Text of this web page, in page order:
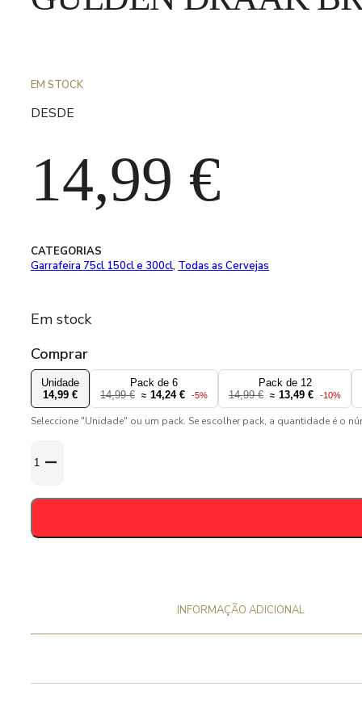
EM STOCK
DESDE
14,99 €
CATEGORIAS
Garrafeira 75cl 150cl e 300cl, Todas as Cervejas
Em stock
Comprar
Unidade
14,99 €
Pack de 6
14,99 €
≈ 14,24 € -5%
Pack de 12
14,99 €
≈ 13,49 € -10%
Seleccione "Unidade" ou um pack. Se escolher pack, a quantidade é o
de
DRAAK
BREWMASTER
INFORMAÇÃO ADICIONAL